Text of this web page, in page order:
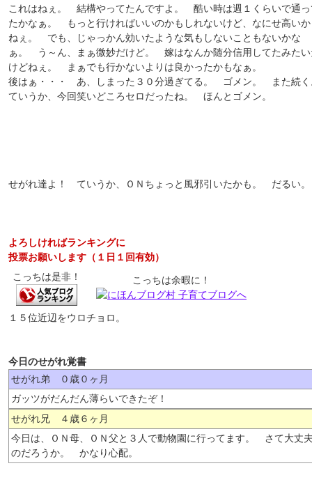
これはねぇ。 結構やってたんですよ。 酷い時は週１くらいで通っ
たかなぁ。 もっと行ければいいのかもしれないけど、なにせ高い
ねぇ。 でも、じゃっかん効いたような気もしないこともないかな
ぁ。 う～ん、まぁ微妙だけど。 嫁はなんか随分信用してたみた
けどねぇ。 まぁでも行かないよりは良かったかもなぁ。
後はぁ・・・ あ、しまった３０分過ぎてる。 ゴメン。 また続く
ていうか、今回笑いどころセロだったね。 ほんとゴメン。
せがれ達よ！ ていうか、ＯＮちょっと風邪引いたかも。 だるい。
よろしければランキングに
投票お願いします（１日１回有効）
こっちは是非！
こっちは余暇に！
１５位近辺をウロチョロ。
今日のせがれ覚書
せがれ弟 ０歳０ヶ月
ガッツがだんだん薄らいできたぞ！
せがれ兄 ４歳６ヶ月
今日は、ＯＮ母、ＯＮ父と３人で動物園に行ってます。 さて大丈
のだろうか。 かなり心配。